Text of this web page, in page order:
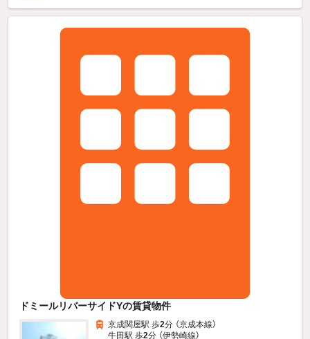
ドミールリバーサイドYの賃貸物件
京成関屋駅 歩2分 （京成本線）
牛田駅 歩2分 （伊勢崎線）